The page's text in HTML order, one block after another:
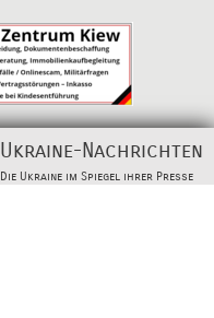
Ukraine-Nachrichten
Die Ukraine im Spiegel ihrer Presse